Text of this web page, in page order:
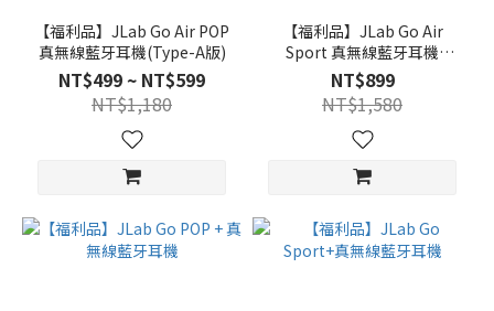
【福利品】JLab Go Air POP
真無線藍牙耳機(Type-A版)
NT$499 ~ NT$599
NT$1,180
【福利品】JLab Go Air
Sport 真無線藍牙耳機
(type-A版本)
NT$899
NT$1,580